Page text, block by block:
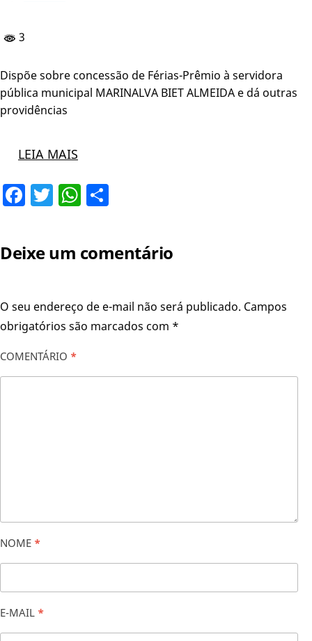
3
Dispõe sobre concessão de Férias-Prêmio à servidora
pública municipal MARINALVA BIET ALMEIDA e dá outras
providências
LEIA MAIS
Facebook
TwitterWhatsApp
Deixe um comentário
O seu endereço de e-mail não será publicado. Campos
obrigatórios são marcados com *
COMENTÁRIO *
NOME *
E-MAIL *